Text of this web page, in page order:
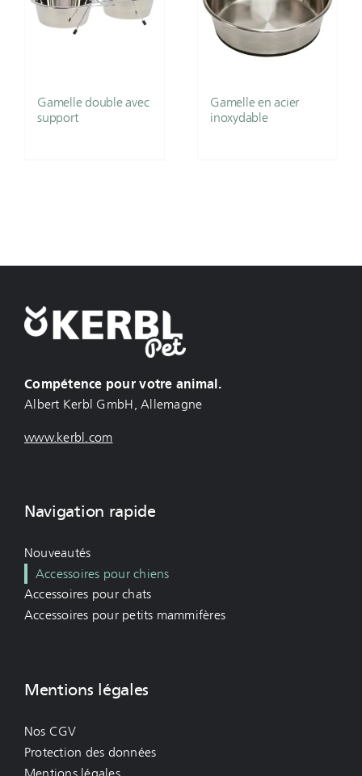
Gamelle double avec
support
Gamelle en acier
inoxydable
Compétence pour votre animal.
Albert Kerbl GmbH, Allemagne
www.kerbl.com
Navigation rapide
Nouveautés
Accessoires pour chiens
Accessoires pour chats
Accessoires pour petits mammifères
Mentions légales
Nos CGV
Protection des données